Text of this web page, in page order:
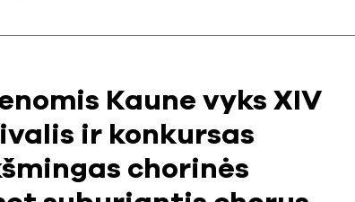
Kaune vyks XIV
ir konkursas
chorinės